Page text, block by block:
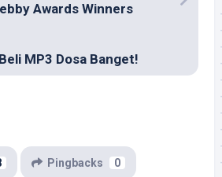
Awards Winners
MP3 Dosa Banget!
Pingbacks 0